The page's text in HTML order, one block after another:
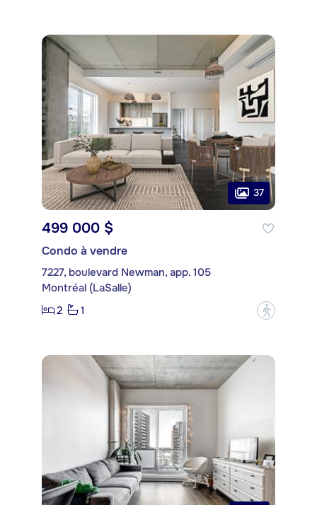
37
499 000 $
Condo à vendre
7227, boulevard Newman, app. 105
Montréal (LaSalle)
2
1 ?